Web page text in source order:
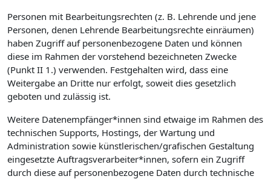
Personen mit Bearbeitungsrechten (z. B. Lehrende und jene
Personen, denen Lehrende Bearbeitungsrechte einräumen)
haben Zugriff auf personenbezogene Daten und können
diese im Rahmen der vorstehend bezeichneten Zwecke
(Punkt II 1.) verwenden. Festgehalten wird, dass eine
Weitergabe an Dritte nur erfolgt, soweit dies gesetzlich
geboten und zulässig ist.
Weitere Datenempfänger*innen sind etwaige im Rahmen des
technischen Supports, Hostings, der Wartung und
Administration sowie künstlerischen/grafischen Gestaltung
eingesetzte Auftragsverarbeiter*innen, sofern ein Zugriff
durch diese auf personenbezogene Daten durch technische